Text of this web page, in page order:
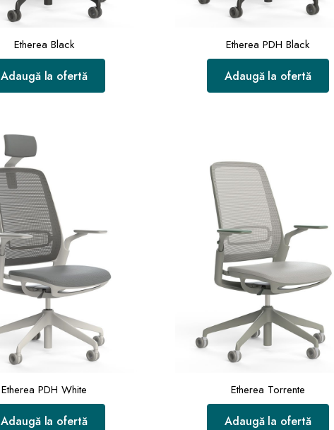
Etherea Black
Adaugă la ofertă
Etherea PDH Black
Adaugă la ofertă
Etherea PDH White
Adaugă la ofertă
Etherea Torrente
Adaugă la ofertă